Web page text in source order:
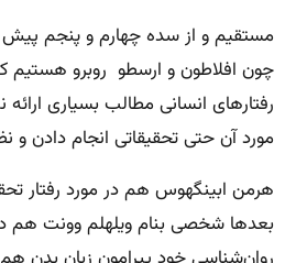
مستقیم و از سده چهارم و پنجم پیش
چون افلاطون و ارسطو روبرو هستیم
رفتارهای انسانی مطالب بسیاری ارائه
مورد آن حتی تحقیقاتی انجام دادن و
هرمن ابینگهوس هم در مورد رفتار
بعدها شخصی بنام ویلهلم وونت هم